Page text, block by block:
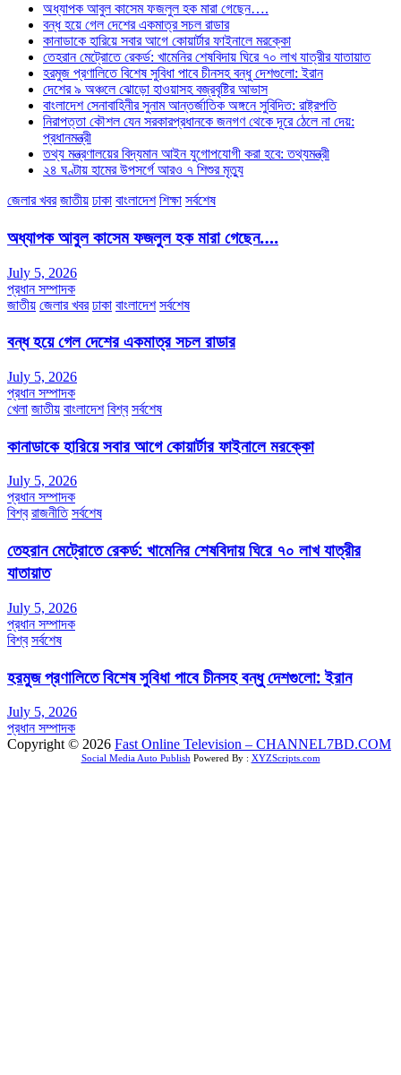
অধ্যাপক আবুল কাসেম ফজলুল হক মারা গেছেন….
বন্ধ হয়ে গেল দেশের একমাত্র সচল রাডার
কানাডাকে হারিয়ে সবার আগে কোয়ার্টার ফাইনালে মরক্কো
তেহরান মেট্রোতে রেকর্ড: খামেনির শেষবিদায় ঘিরে ৭০ লাখ যাত্রীর যাতায়াত
হরমুজ প্রণালিতে বিশেষ সুবিধা পাবে চীনসহ বন্ধু দেশগুলো: ইরান
দেশের ৯ অঞ্চলে ঝোড়ো হাওয়াসহ বজ্রবৃষ্টির আভাস
বাংলাদেশ সেনাবাহিনীর সুনাম আন্তর্জাতিক অঙ্গনে সুবিদিত: রাষ্ট্রপতি
নিরাপত্তা কৌশল যেন সরকারপ্রধানকে জনগণ থেকে দূরে ঠেলে না দেয়:
প্রধানমন্ত্রী
তথ্য মন্ত্রণালয়ের বিদ্যমান আইন যুগোপযোগী করা হবে: তথ্যমন্ত্রী
২৪ ঘণ্টায় হামের উপসর্গে আরও ৭ শিশুর মৃত্যু
জেলার খবর জাতীয় ঢাকা বাংলাদেশ শিক্ষা সর্বশেষ
অধ্যাপক আবুল কাসেম ফজলুল হক মারা গেছেন….
July 5, 2026
প্রধান সম্পাদক
জাতীয় জেলার খবর ঢাকা বাংলাদেশ সর্বশেষ
বন্ধ হয়ে গেল দেশের একমাত্র সচল রাডার
July 5, 2026
প্রধান সম্পাদক
খেলা জাতীয় বাংলাদেশ বিশ্ব সর্বশেষ
কানাডাকে হারিয়ে সবার আগে কোয়ার্টার ফাইনালে মরক্কো
July 5, 2026
প্রধান সম্পাদক
বিশ্ব রাজনীতি সর্বশেষ
তেহরান মেট্রোতে রেকর্ড: খামেনির শেষবিদায় ঘিরে ৭০ লাখ যাত্রীর
যাতায়াত
July 5, 2026
প্রধান সম্পাদক
বিশ্ব সর্বশেষ
হরমুজ প্রণালিতে বিশেষ সুবিধা পাবে চীনসহ বন্ধু দেশগুলো: ইরান
July 5, 2026
প্রধান সম্পাদক
Copyright © 2026 Fast Online Television – CHANNEL7BD.COM
Social Media Auto Publish Powered By : XYZScripts.com